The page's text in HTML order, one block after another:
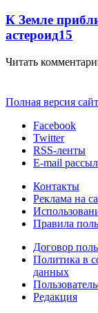
К Земле
астероид15
Читать
Полная версия
Facebook
Twitter
RSS-ленты
E-mail
Контакты
Реклама на
Правила
Договор
Политика в
данных
Редакция